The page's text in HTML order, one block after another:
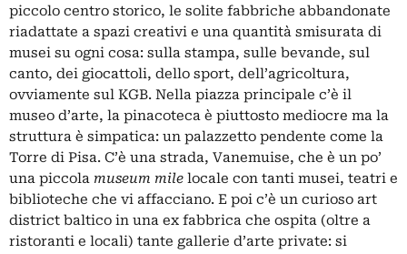
piccolo centro storico, le solite fabbriche abbandonate
riadattate a spazi creativi e una quantità smisurata di
musei su ogni cosa: sulla stampa, sulle bevande, sul
canto, dei giocattoli, dello sport, dell’agricoltura,
ovviamente sul KGB. Nella piazza principale c’è il
museo d’arte, la pinacoteca è piuttosto mediocre ma la
struttura è simpatica: un palazzetto pendente come la
Torre di Pisa. C’è una strada, Vanemuise, che è un po’
una piccola museum mile locale con tanti musei, teatri e
biblioteche che vi affacciano. E poi c’è un curioso art
district baltico in una ex fabbrica che ospita (oltre a
ristoranti e locali) tante gallerie d’arte private: si